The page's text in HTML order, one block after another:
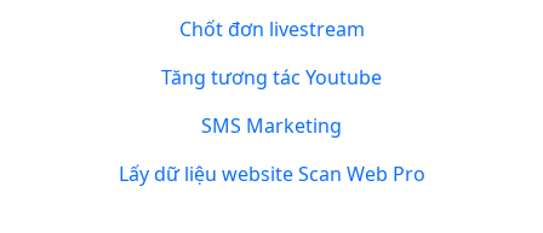
Chốt đơn livestream
Tăng tương tác Youtube
SMS Marketing
Lấy dữ liệu website Scan Web Pro